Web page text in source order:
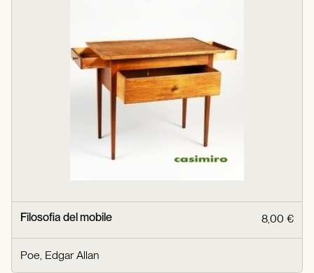
Filosofia del mobile 8,00 €
Poe, Edgar Allan